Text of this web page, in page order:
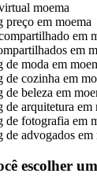
moema
preço em moema
em
em
moda em
cozinha em
beleza em
arquitetura em
de fotografia em
advogados em
escolher